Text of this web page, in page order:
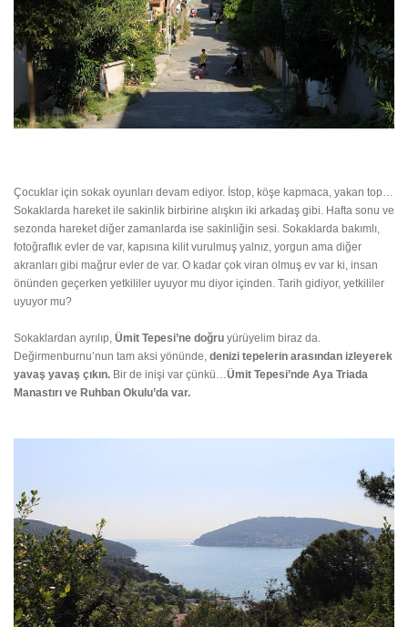
Çocuklar için sokak oyunları devam ediyor. İstop, köşe kapmaca, yakan top…
Sokaklarda hareket ile sakinlik birbirine alışkın iki arkadaş gibi. Hafta sonu ve
sezonda hareket diğer zamanlarda ise sakinliğin sesi. Sokaklarda bakımlı,
fotoğraflık evler de var, kapısına kilit vurulmuş yalnız, yorgun ama diğer
akranları gibi mağrur evler de var. O kadar çok viran olmuş ev var ki, insan
önünden geçerken yetkililer uyuyor mu diyor içinden. Tarih gidiyor, yetkililer
uyuyor mu?
Sokaklardan ayrılıp, Ümit Tepesi’ne doğru yürüyelim biraz da.
Değirmenburnu’nun tam aksi yönünde, denizi tepelerin arasından izleyerek
yavaş yavaş çıkın. Bir de inişi var çünkü…Ümit Tepesi’nde Aya Triada
Manastırı ve Ruhban Okulu’da var.